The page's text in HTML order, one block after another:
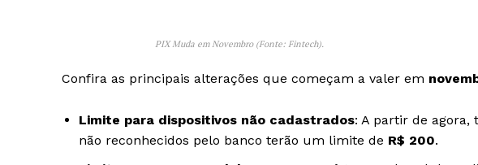
PIX Muda em Novembro (Fonte: Fintech).
Confira as principais alterações que começam a valer em
Limite para dispositivos não cadastrados: A partir de agora,
não reconhecidos pelo banco terão um limite de R$ 200.